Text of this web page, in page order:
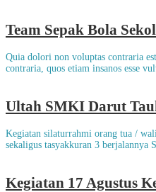
Team Sepak Bola
Quia dolori non voluptas contraria
contraria, quos etiam insanos esse
Ultah SMKI Darut
Kegiatan silaturrahmi orang tua /
sekaligus tasyakkuran 3 berjalannya
Kegiatan 17 Agustus